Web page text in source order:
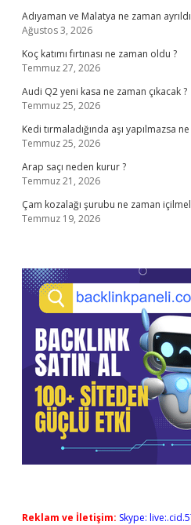
Adıyaman ve Malatya ne zaman
Ağustos 3, 2026
Koç katımı fırtınası ne zaman oldu ?
Temmuz 27, 2026
Audi Q2 yeni kasa ne zaman çıkacak ?
Temmuz 25, 2026
Kedi tırmaladığında aşı yapılmazsa
Temmuz 25, 2026
Arap saçı neden kurur ?
Temmuz 21, 2026
Çam kozalağı şurubu ne zaman
Temmuz 19, 2026
Reklam ve İletişim: Skype: